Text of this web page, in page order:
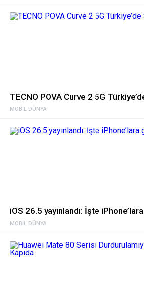
MOBIL DÜNYA
TECNO POVA Curve 2 5G
MOBIL DÜNYA
iOS 26.5 yayınlandı: İşte